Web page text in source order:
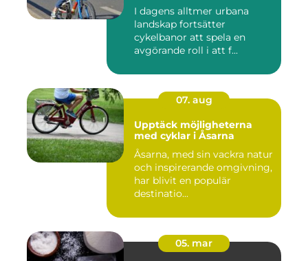
I dagens alltmer urbana
landskap fortsätter
cykelbanor att spela en
avgörande roll i att f...
07. aug
Upptäck möjligheterna
med cyklar i Åsarna
Åsarna, med sin vackra natur
och inspirerande omgivning,
har blivit en populär
destinatio...
05. mar